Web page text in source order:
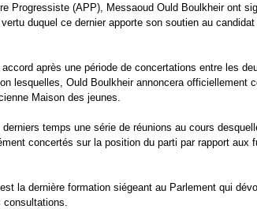
Progressiste (APP), Messaoud Ould Boulkheir ont
duquel ce dernier apporte son soutien au
après une période de concertations entre les
lesquelles, Ould Boulkheir annoncera officiellement
Maison des jeunes.
derniers temps une série de réunions au cours
concertés sur la position du parti par rapport aux
est la dernière formation siégeant au Parlement qui
MAURITANIA